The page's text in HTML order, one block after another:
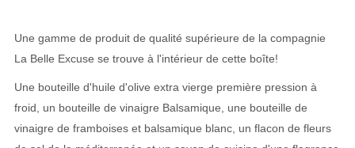
Une gamme de produit de qualité supérieure de la compagnie
La Belle Excuse se trouve à l'intérieur de cette boîte!
Une bouteille d'huile d'olive extra vierge première pression à
froid, un bouteille de vinaigre Balsamique, une bouteille de
vinaigre de framboises et balsamique blanc, un flacon de fleurs